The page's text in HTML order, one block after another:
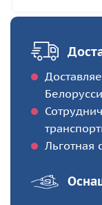
Льготная